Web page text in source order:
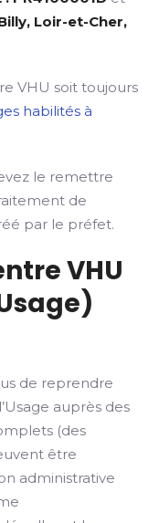
Loir-et-Cher,
VHU soit toujours
habilités à
le remettre
de
par le préfet.
VHU
de reprendre
auprès des
(des
être
administrative